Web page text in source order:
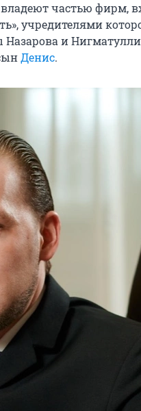
владеют частью фирм,
учредителями
Назарова и
Денис.